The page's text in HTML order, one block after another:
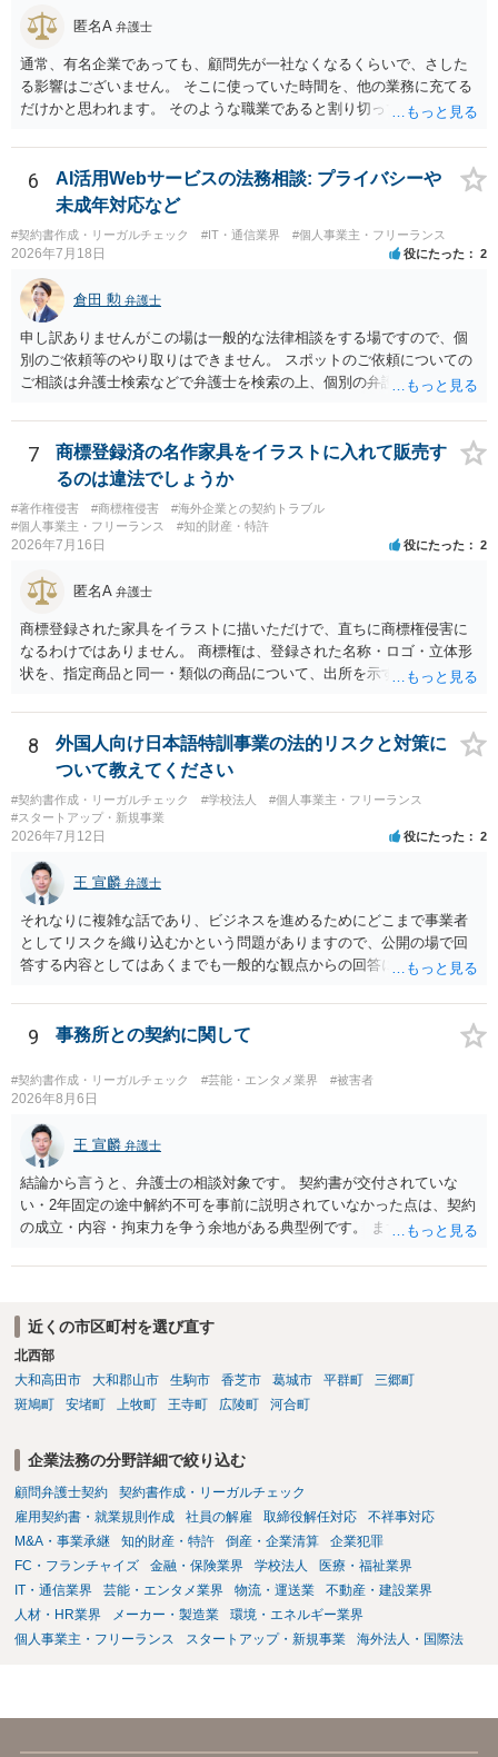
す。したがって、著しく不誠実な対応、放置、あるいは誤った不当な
回答を繰り返したような場合には、弁護士法上の誠実義務違反や品位
保持違反（弁護士法56条1項）として、弁護士会の懲戒対象となり得る
との理解でよいと考えます。 新たな法律事務所を探す手段について
は、このウェブサイトで探す方法のほか、弁護士会や法律事務所に直
匿名A 弁護士
通常、有名企業であっても、顧問先が一社なくなるくらいで、さした
る影響はございません。 そこに使っていた時間を、他の業務に充てる
だけかと思われます。 そのような職業であると割り切ってご相談され
相談者様のご意見が反映されることを、お祈りしております。
6
AI活用Webサービスの法務相談: プライバシーや
未成年対応など
#契約書作成・リーガルチェック #IT・通信業界 #個人事業主・フリーランス
2026年7月18日 役にたった 2
倉田 勲 弁護士
申し訳ありませんがこの場は一般的な法律相談をする場ですので、個
別のご依頼等のやり取りはできません。 スポットのご依頼についての
ご相談は弁護士検索などで弁護士を検索の上、個別の弁護士にご連絡
7
商標登録済の名作家具をイラストに入れて販売す
るのは違法でしょうか
#著作権侵害 #商標権侵害
#海外企業との契約トラブル
#個人事業主・フリーランス
#知的財産・特許
2026年7月16日 役にたった 2
匿名A 弁護士
商標登録された家具をイラストに描いただけで、直ちに商標権侵害に
なるわけではありません。 商標権は、登録された名称・ロゴ・立体形
状を、指定商品と同一・類似の商品について、出所を示す表示として
て描くにとどまる場合は、通常、商標権侵害にはなりにくいと考えら
れます。 ただし、家具名や特徴的な形状を商品名・広告に大きく表示
し、公式商品やライセンス商品と誤認させる販売方法であれば、商標
権や不正競争防止法上の問題が生じ得ます。家具のデザインに著作権
が認められる場合は、著作権も別途問題となります。 無料のSNS投稿
やプレゼントでも、著作権侵害は成立し得ます。商標権については、
日本の商標権は原則として日本国内にのみ効力を持ちます。外国で販
売する場合は、販売国の商標・意匠等を確認する必要があります。 他
の作家の例は、許諾を得ている、権利が消滅している、侵害に当たら
ない、又は単に権利行使されていないなど、様々な可能性がありま
す。他人が販売していることだけでは、適法とは判断できません。
8
外国人向け日本語特訓事業の法的リスクと対策に
ついて教えてください
#契約書作成・リーガルチェック #学校法人
#個人事業主・フリーランス
#スタートアップ・新規事業
2026年7月12日 役にたった 2
王 宣麟 弁護士
それなりに複雑な話であり、ビジネスを進めるためにどこまで事業者
としてリスクを織り込むかという問題がありますので、公開の場で回
答する内容としてはあくまでも一般的な観点からの回答になります
授業・言語コーチング」と明確に位置付け、サーフィンや農業体験、
工場見学等のアクティビティは、旅行商品ではなく授業に付随した無
償の交流・学習機会として整理すること。 ・宿泊・交通・レンタカー
等の契約主体および支払は常にクライアント本人と事業者の間で完結
させ、日本語講師は予約手続や支払の代理・媒介・取次・窓口を担わ
ないこと。 ・利用規約・免責条項では、①講師は旅行業者ではなく運
送・宿泊等のサービス提供者とは独立した立場であること、②参加者
の移動・アクティビティ参加は自己の判断と責任によること、③講師
の故意・重大な過失を除く範囲で事故等についての責任を限定するこ
とを明示すること。 この辺りは意識して書類等を作成された方がよろ
しいかと思います。 公開の場で個別具体的な内容に従って回答するの
9 事務所との契約に関して
#契約書作成・リーガルチェック #芸能・エンタメ業界 #被害者
2026年8月6日
王 宣麟 弁護士
結論から言うと、弁護士の相談対象です。 契約書が交付されていな
い・2年固定の途中解約不可を事前に説明されていなかった点は、契約
の成立・内容・拘束力を争う余地がある典型例です。 まずは、運営と
みてはいかがでしょうか。 また同時並行で（もしまだされていないの
近くの市区町村を選び直す
北西部
大和高田市
大和郡山市 生駒市 香芝市 葛城市 平群町
三郷町
斑鳩町
安堵町 上牧町 王寺町 広陵町 河合町
企業法務の分野詳細で絞り込む
顧問弁護士契約
契約書作成・リーガルチェック
雇用契約書・就業規則作成
社員の解雇 取締役解任対応
不祥事対応
M&A・事業承継
知的財産・特許 倒産・企業清算
企業犯罪
FC・フランチャイズ
金融・保険業界 学校法人
医療・福祉業界
IT・通信業界
芸能・エンタメ業界 物流・運送業
不動産・建設業界
人材・HR業界
メーカー・製造業
環境・エネルギー業界
個人事業主・フリーランス
スタートアップ・新規事業 海外法人・国際法